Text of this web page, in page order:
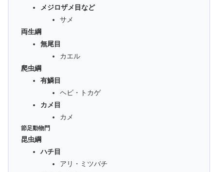
メジロザメ目など
サメ
両生綱
無尾目
カエル
爬虫綱
有鱗目
ヘビ・トカゲ
カメ目
カメ
節足動物門
昆虫綱
ハチ目
アリ・ミツバチ